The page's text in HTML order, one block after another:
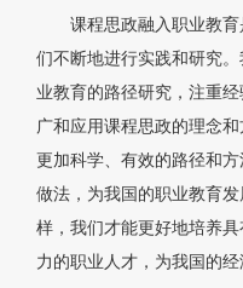
课程思政融入职业教
们不断地进行实践和研究
业教育的路径研究，注重
广和应用课程思政的理念
更加科学、有效的路径和
做法，为我国的职业教育
样，我们才能更好地培养
力的职业人才，为我国的经